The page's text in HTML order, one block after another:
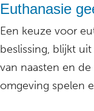
Euthanasie
Een keuze voor
beslissing, blijkt uit
van naasten en
omgeving spelen